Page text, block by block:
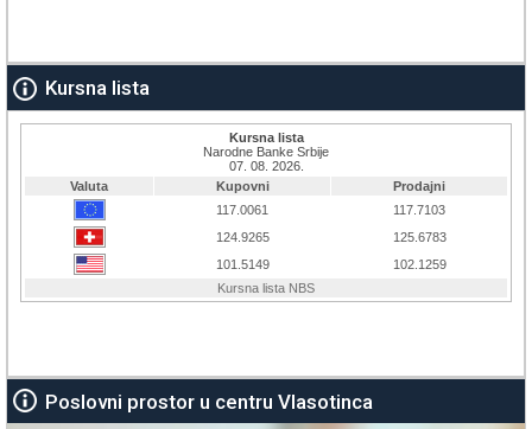
Kursna lista
Poslovni prostor u centru Vlasotinca